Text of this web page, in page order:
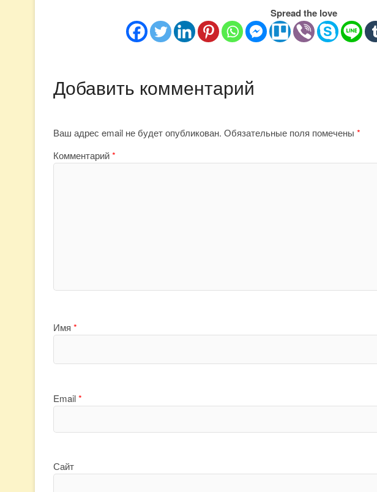
Spread the love
Добавить комментарий
Ваш адрес email не будет опубликован. Обязательные поля помечены *
Комментарий*
Имя *
Email*
Сайт